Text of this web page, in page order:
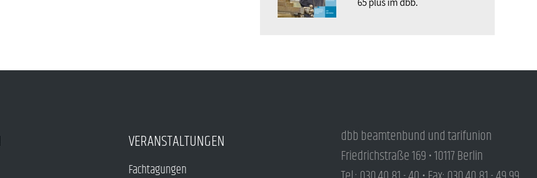
VERANSTALTUNGEN
Fachtagungen
dbb beamtenbund und tarifunion
Friedrichstraße 169 • 10117 Berlin